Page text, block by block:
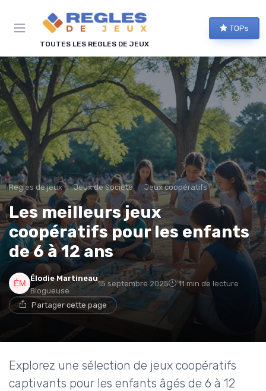
TOUTES LES REGLES DE JEUX
TOPs
Regles de jeux Jeux de Société Jeux coopératifs
Les meilleurs jeux
coopératifs pour les enfants
de 6 à 12 ans
Élodie Martineau
Blogueuse
15 septembre 2025 11 min de lecture
Partager cette page
Explorez une sélection de jeux coopératifs
captivants pour les enfants âgés de 6 à 12